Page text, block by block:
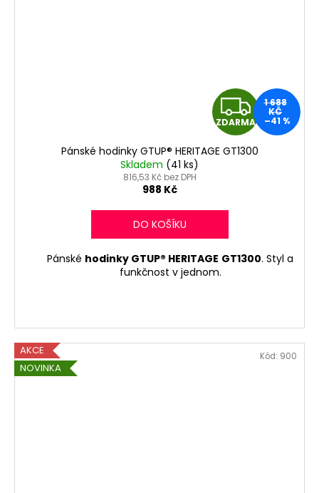
Z
D
A
ZDARMA
1 688
KČ
–41 %
Pánské hodinky GTUP® HERITAGE GT1300
Skladem (41 ks)
816,53 Kč bez DPH
988 Kč
DO KOŠÍKU
Pánské hodinky GTUP® HERITAGE GT1300. Styl a
funkčnost v jednom.
AKCE
NOVINKA
Kód: 900